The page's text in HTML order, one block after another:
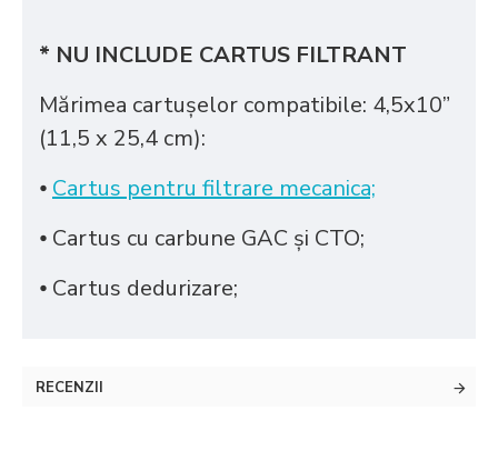
* NU INCLUDE CARTUS FILTRANT
Mărimea cartușelor compatibile: 4,5x10”
(11,5 x 25,4 cm):
⦁ Cartus pentru filtrare mecanica;
⦁ Cartus cu carbune GAC și CTO;
⦁ Cartus dedurizare;
RECENZII